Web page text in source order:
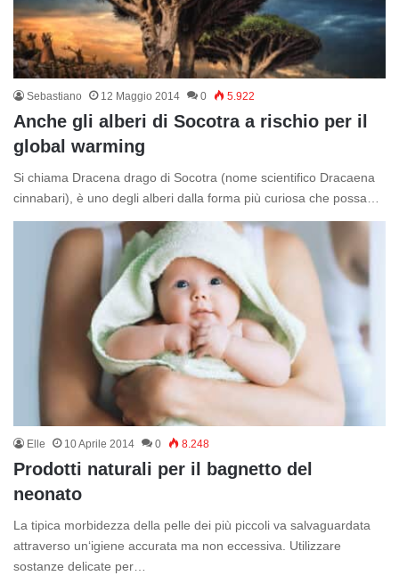
Sebastiano 12 Maggio 2014 0 5.922
Anche gli alberi di Socotra a rischio per il
global warming
Si chiama Dracena drago di Socotra (nome scientifico Dracaena
cinnabari), è uno degli alberi dalla forma più curiosa che possa…
Elle 10 Aprile 2014 0 8.248
Prodotti naturali per il bagnetto del
neonato
La tipica morbidezza della pelle dei più piccoli va salvaguardata
attraverso un‘igiene accurata ma non eccessiva. Utilizzare
sostanze delicate per…